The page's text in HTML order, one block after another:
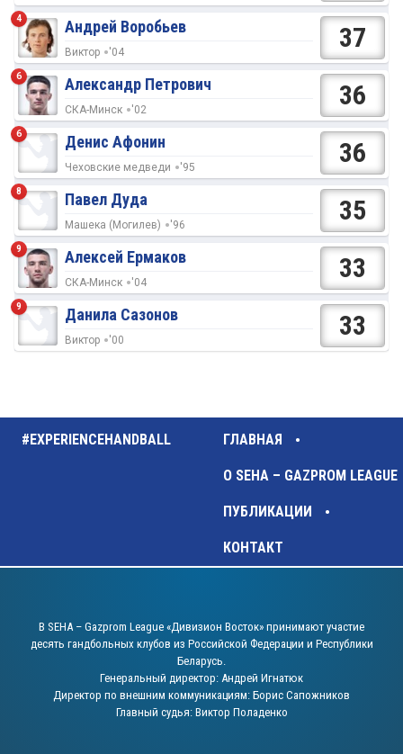
4 Андрей Воробьев
Виктор '04 37
6 Александр Петрович
СКА-Минск '02 36
6 Денис Афонин
Чеховские медведи '95 36
8 Павел Дуда
Машека (Могилев) '96 35
9 Алексей Ермаков
СКА-Минск '04 33
9 Данила Сазонов
Виктор '00 33
#EXPERIENCEHANDBALL ГЛАВНАЯ
О SEHA – GAZPROM LEAGUE
ПУБЛИКАЦИИ
КОНТАКТ
В SEHA – Gazprom League «Дивизион Восток» принимают участие
десять гандбольных клубов из Российской Федерации и Республики
Беларусь.
Генеральный директор: Андрей Игнатюк
Директор по внешним коммуникациям: Борис Сапожников
Главный судья: Виктор Поладенко